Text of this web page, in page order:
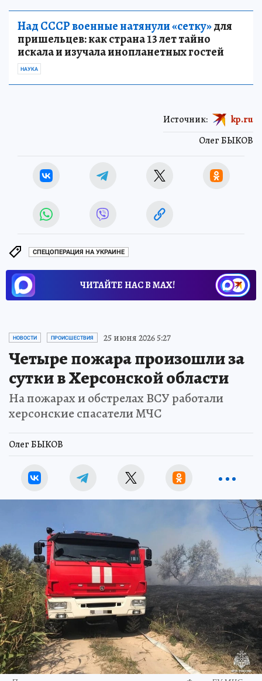
Над СССР военные натянули «сетку»для
пришельцев: как страна 13 лет тайно
искала и изучала инопланетных гостей
НАУКА
Олег БЫКОВ
Источник: kp.ru
СПЕЦОПЕРАЦИЯ НА УКРАИНЕ
ЧИТАЙТЕ НАС В МАХ!
НОВОСТИ ПРОИСШЕСТВИЯ 25 июня 2026 5:27
Четыре пожара произошли за
сутки в Херсонской области
На пожарах и обстрелах ВСУ работали
херсонские спасатели МЧС
Олег БЫКОВ